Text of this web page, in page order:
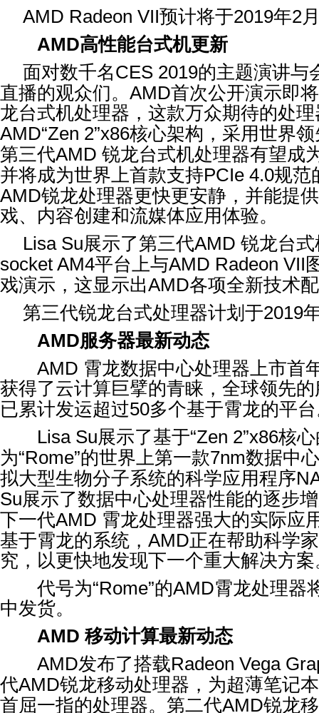
AMD Radeon VII预计将于2019年2
AMD高性能台式机更新
面对数千名CES 2019的主题演讲与
直播的观众们。 AMD首次公开演示即
龙台式机处理器，这款万众期待的处
AMD“Zen 2”x86核心架构，采用世界
第三代AMD 锐龙台式机处理器有望成
并将成为世界上首款支持PCIe 4.0规范
AMD锐龙处理器更快更安静，并能提
戏、内容创建和流媒体应用体验。
Lisa Su展示了第三代AMD 锐龙台
socket AM4平台上与AMD Radeon VII
戏演示，这显示出AMD各项全新技术
第三代锐龙台式处理器计划于2019
AMD服务器最新动态
AMD 霄龙数据中心处理器上市首
获得了云计算巨擘的青睐，全球领先
已累计发运超过50多个基于霄龙的平
Lisa Su展示了基于“Zen 2”x86核
为“Rome”的世界上第一款7nm数据中心
拟大型生物分子系统的科学应用程序
Su展示了数据中心处理器性能的逐步
下一代AMD 霄龙处理器强大的实际应
基于霄龙的系统， AMD正在帮助科学
究，以更快地发现下一个重大解决方案
代号为“Rome”的AMD霄龙处理器
中发货。
AMD 移动计算最新动态
AMD发布了搭载Radeon Vega
代AMD锐龙移动处理器，为超薄笔记
首屈一指的处理器。第二代AMD锐龙